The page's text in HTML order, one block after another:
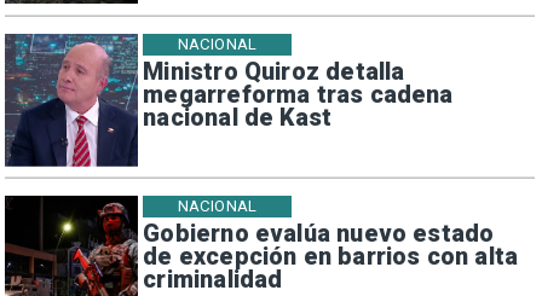
Ministro Quiroz detalla
megarreforma tras cadena
nacional de Kast
NACIONAL
Gobierno evalúa nuevo estado
de excepción en barrios con alta
criminalidad
NACIONAL